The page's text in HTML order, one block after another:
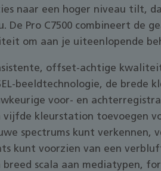
naar een hoger niveau tilt,
De Pro C7500 combineert de
om aan je uiteenlopende
offset-achtige
beeldtechnologie, de brede
voor- en
vijfde kleurstation toevoegen
spectrums kunt verkennen,
kunt voorzien van een
breed scala aan mediatypen,